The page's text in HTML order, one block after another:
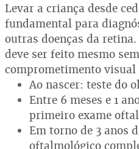
Levar a criança desde
fundamental para
outras doenças da
deve ser feito mesmo
comprometimento visual
Ao nascer: teste do
Entre 6 meses e 1
primeiro exame
Em torno de 3 anos
oftalmológico